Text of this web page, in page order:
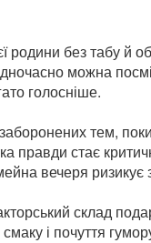
родини без табу й
можна
голосніше.
тем,
правди стає
вечеря ризикує
склад
і почуття